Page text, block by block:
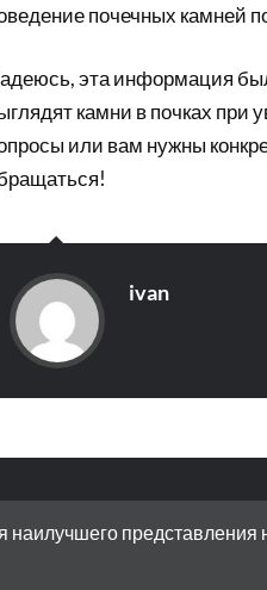
почечных камней
эта информация
камни в почках при
или вам нужны
ivan
МОСКВА,
наилучшего представления